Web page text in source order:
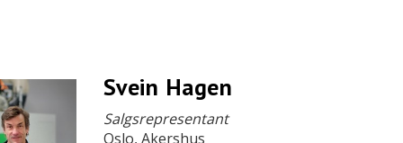
Svein Hagen
Salgsrepresentant
Oslo, Akershus